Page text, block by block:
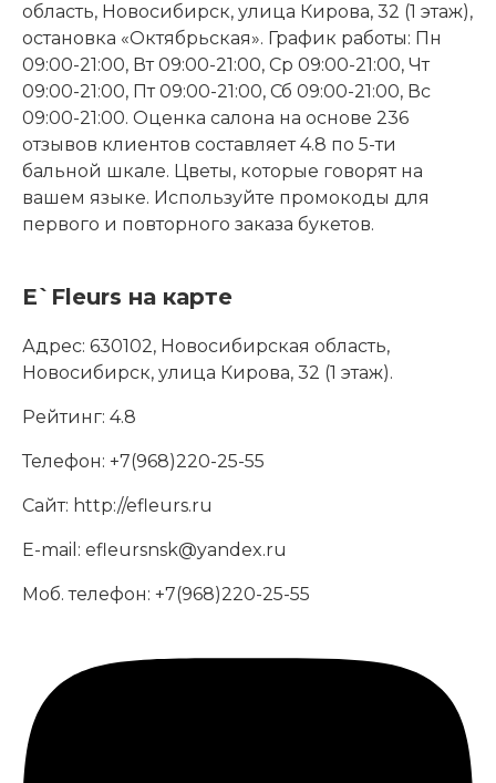
область, Новосибирск, улица Кирова, 32 (1 этаж),
остановка «Октябрьская». График работы: Пн
09:00-21:00, Вт 09:00-21:00, Ср 09:00-21:00, Чт
09:00-21:00, Пт 09:00-21:00, Сб 09:00-21:00, Вс
09:00-21:00. Оценка салона на основе 236
отзывов клиентов составляет 4.8 по 5-ти
бальной шкале. Цветы, которые говорят на
вашем языке. Используйте промокоды для
первого и повторного заказа букетов.
E`Fleurs на карте
Адрес: 630102, Новосибирская область,
Новосибирск, улица Кирова, 32 (1 этаж).
Рейтинг: 4.8
Телефон: +7(968)220-25-55
Сайт: http://efleurs.ru
E-mail: efleursnsk@yandex.ru
Моб. телефон: +7(968)220-25-55